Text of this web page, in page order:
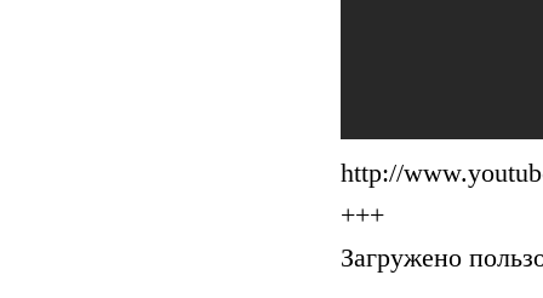
http://
+++
Загружено